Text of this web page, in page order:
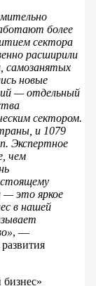
более
сектора
расширили
самозанятых
новые
— отдельный
сектором.
и 1079
Экспертное
чем
— это яркое
в нашей
, —